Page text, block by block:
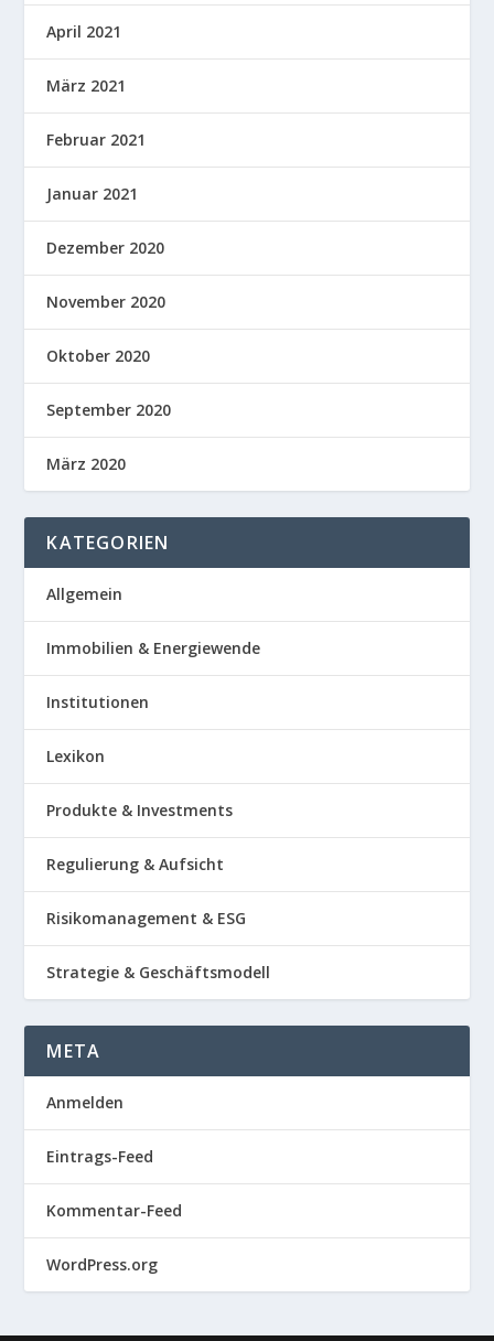
April 2021
März 2021
Februar 2021
Januar 2021
Dezember 2020
November 2020
Oktober 2020
September 2020
März 2020
KATEGORIEN
Allgemein
Immobilien & Energiewende
Institutionen
Lexikon
Produkte & Investments
Regulierung & Aufsicht
Risikomanagement & ESG
Strategie & Geschäftsmodell
META
Anmelden
Eintrags-Feed
Kommentar-Feed
WordPress.org